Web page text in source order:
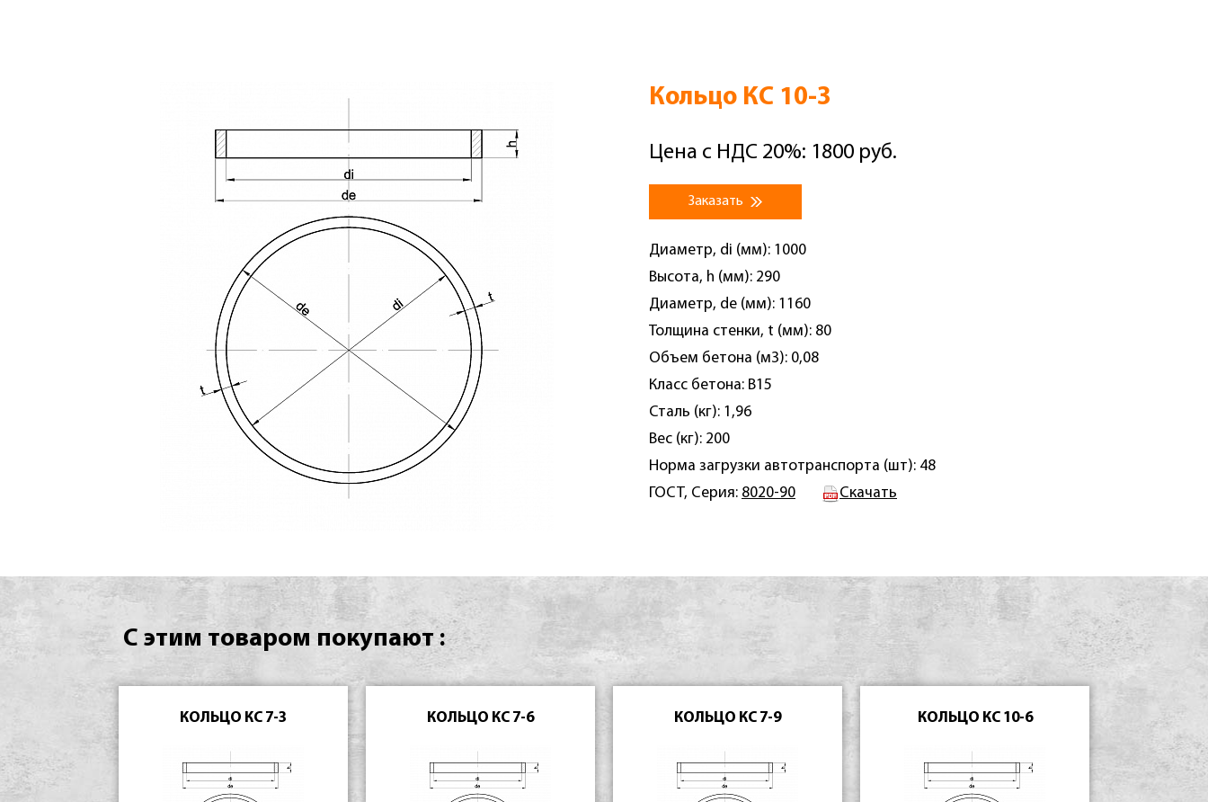
Кольцо КС 10-3
Цена с НДС 20%: 1800 руб.
Заказать
Диаметр, di (мм): 1000
Высота, h (мм): 290
Диаметр, de (мм): 1160
Толщина стенки, t (мм): 80
Объем бетона (м3): 0,08
Класс бетона: B15
Сталь (кг): 1,96
Вес (кг): 200
Норма загрузки автотранспорта (шт): 48
ГОСТ, Серия: 8020-90 Скачать
С этим товаром покупают :
КОЛЬЦО КС 7-3 КОЛЬЦО КС 7-6 КОЛЬЦО КС 7-9 КОЛЬЦО КС 10-6